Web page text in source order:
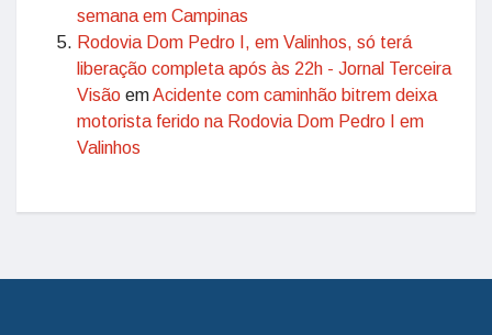
semana em Campinas
Rodovia Dom Pedro I, em Valinhos, só terá
liberação completa após às 22h - Jornal Terceira
Visão emAcidente com caminhão bitrem deixa
motorista ferido na Rodovia Dom Pedro I em
Valinhos